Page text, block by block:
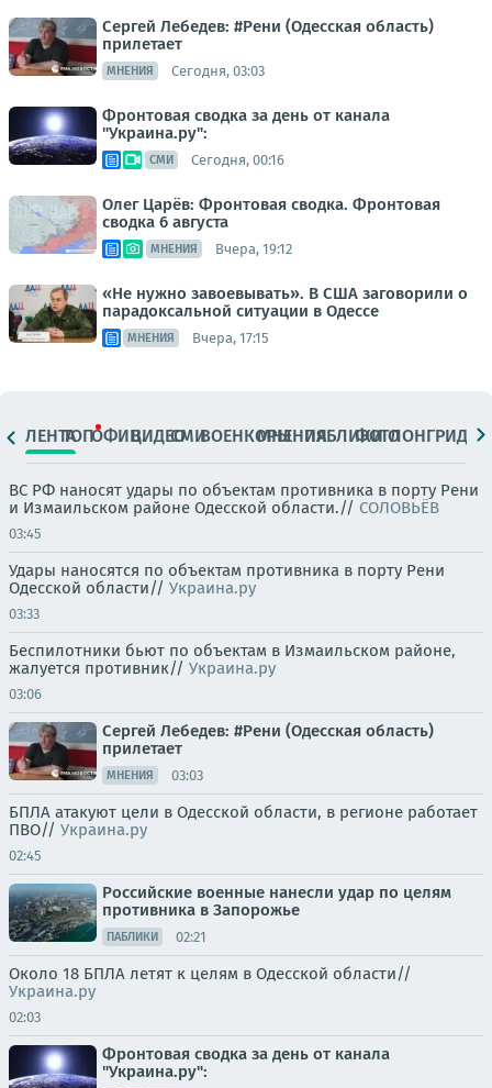
Сергей Лебедев: #Рени (Одесская область)
прилетает
МНЕНИЯ Сегодня, 03:03
Фронтовая сводка за день от канала
"Украина.ру":
СМИ Сегодня, 00:16
Олег Царёв: Фронтовая сводка. Фронтовая
сводка 6 августа
МНЕНИЯ Вчера, 19:12
«Не нужно завоевывать». В США заговорили о
парадоксальной ситуации в Одессе
МНЕНИЯ Вчера, 17:15
ЛЕНТАТОПОФИЦ.ВИДЕОСМИВОЕНКОРЫМНЕНИЯПАБЛИКИ
ФОТОЛОНГРИДЫ
ВС РФ наносят удары по объектам противника в порту Рени
и Измаильском районе Одесской области.// СОЛОВЬЁВ
03:45
Удары наносятся по объектам противника в порту Рени
Одесской области// Украина.ру
03:33
Беспилотники бьют по объектам в Измаильском районе,
жалуется противник// Украина.ру
03:06
Сергей Лебедев: #Рени (Одесская область)
прилетает
МНЕНИЯ 03:03
БПЛА атакуют цели в Одесской области, в регионе работает
ПВО// Украина.ру
02:45
Российские военные нанесли удар по целям
противника в Запорожье
ПАБЛИКИ 02:21
Около 18 БПЛА летят к целям в Одесской области//
Украина.ру
02:03
Фронтовая сводка за день от канала
"Украина.ру":